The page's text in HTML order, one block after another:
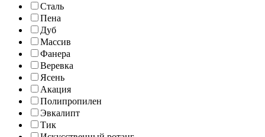
Сталь
Пена
Дуб
Массив
Фанера
Веревка
Ясень
Акация
Полипропилен
Эвкалипт
Тик